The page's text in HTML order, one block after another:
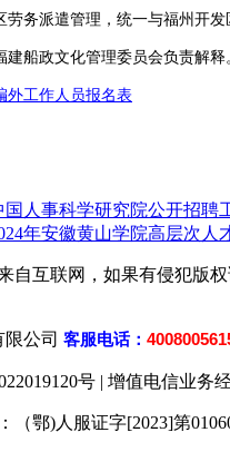
派遣管理，统一与福州开发
船政文化管理委员会负责解释
外工作人员报名表
国人事科学研究院公开招聘
年安徽黄山学院高层次人
自互联网，如果有侵犯版
公司 客服电话：
号 | 增值电信业务
（鄂)人服证字[2023]第